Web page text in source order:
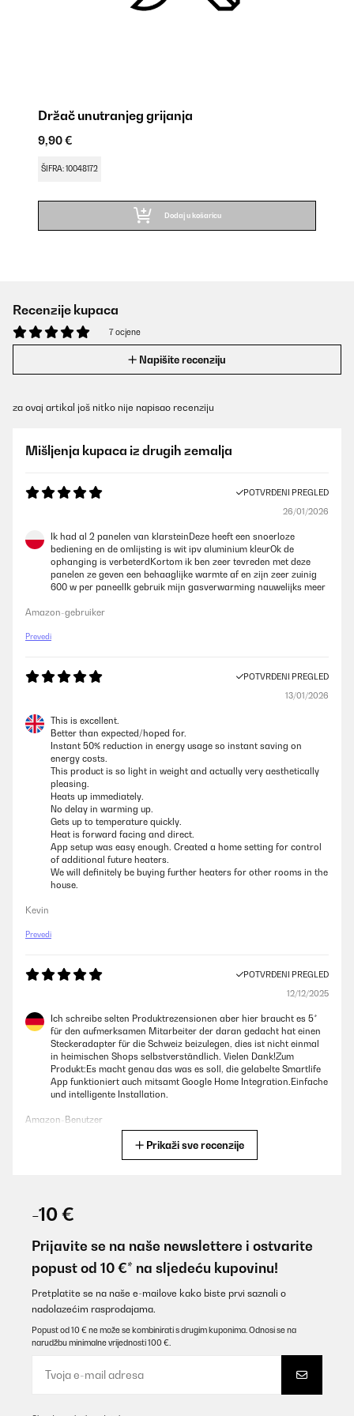
Držač unutranjeg grijanja
9,90 €
ŠIFRA: 10048172
Dodaj u košaricu
Recenzije kupaca
7 ocjene
Napišite recenziju
za ovaj artikal još nitko nije napisao recenziju
Mišljenja kupaca iz drugih zemalja
POTVRĐENI PREGLED
26/01/2026
Ik had al 2 panelen van klarsteinDeze heeft een snoerloze
bediening en de omlijsting is wit ipv aluminium kleurOk de
ophanging is verbeterdKortom ik ben zeer tevreden met deze
panelen ze geven een behaaglijke warmte af en zijn zeer zuinig
600 w per paneelIk gebruik mijn gasverwarming nauwelijks meer
Amazon-gebruiker
Prevedi
POTVRĐENI PREGLED
13/01/2026
This is excellent.
Better than expected/hoped for.
Instant 50% reduction in energy usage so instant saving on
energy costs.
This product is so light in weight and actually very aesthetically
pleasing.
Heats up immediately.
No delay in warming up.
Gets up to temperature quickly.
Heat is forward facing and direct.
App setup was easy enough. Created a home setting for control
of additional future heaters.
We will definitely be buying further heaters for other rooms in the
house.
Kevin
Prevedi
POTVRĐENI PREGLED
12/12/2025
Ich schreibe selten Produktrezensionen aber hier braucht es 5*
für den aufmerksamen Mitarbeiter der daran gedacht hat einen
Steckeradapter für die Schweiz beizulegen, dies ist nicht einmal
in heimischen Shops selbstverständlich. Vielen Dank!Zum
Produkt:Es macht genau das was es soll, die gelabelte Smartlife
App funktioniert auch mitsamt Google Home Integration.Einfache
und intelligente Installation.
Amazon-Benutzer
Utilisateur d'Amazon
POTVRĐENI PREGLED
Habe diese sehr schmalen Heizkörper für Deckenmontage in
Schrägdeckenraum gekauft.Drei Stück à 300 W sind für eine
Fläche von 24qm sicher knapp bemessen. Sie schaffen aber, gut
Prikaži sve recenzije
-10 €
Prijavite se na naše newslettere i ostvarite
popust od 10 €* na sljedeću kupovinu!
Pretplatite se na naše e-mailove kako biste prvi saznali o
nadolazećim rasprodajama.
Popust od 10 € ne može se kombinirati s drugim kuponima. Odnosi se na
narudžbu minimalne vrijednosti 100 €.